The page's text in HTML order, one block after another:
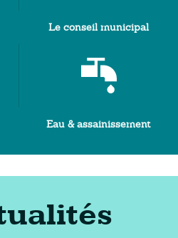
Le conseil municipal
Eau & assainissement